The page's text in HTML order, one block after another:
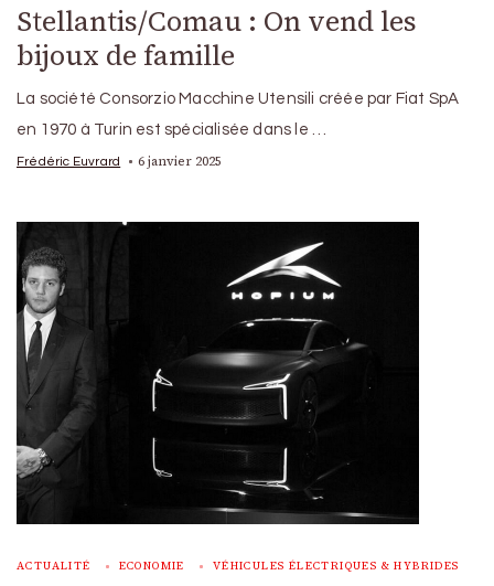
Stellantis/Comau : On vend les
bijoux de famille
La société Consorzio Macchine Utensili créée par Fiat SpA
en 1970 à Turin est spécialisée dans le …
Frédéric Euvrard 6 janvier 2025
ACTUALITÉ ECONOMIE VÉHICULES ÉLECTRIQUES & HYBRIDES